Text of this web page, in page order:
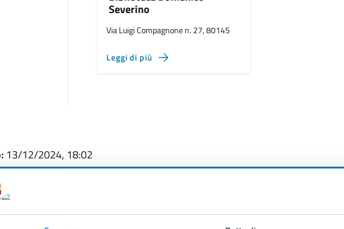
Severino
Via Luigi Compagnone n. 27, 80145
Leggi di più
13/12/2024, 18:02